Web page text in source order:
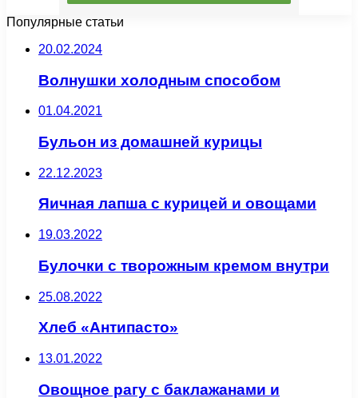
Популярные статьи
20.02.2024
Волнушки холодным способом
01.04.2021
Бульон из домашней курицы
22.12.2023
Яичная лапша с курицей и овощами
19.03.2022
Булочки с творожным кремом внутри
25.08.2022
Хлеб «Антипасто»
13.01.2022
Овощное рагу с баклажанами и